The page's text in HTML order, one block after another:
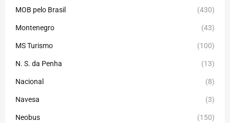
MOB pelo Brasil (430)
Montenegro (43)
MS Turismo (100)
N. S. da Penha (13)
Nacional (8)
Navesa (3)
Neobus (150)